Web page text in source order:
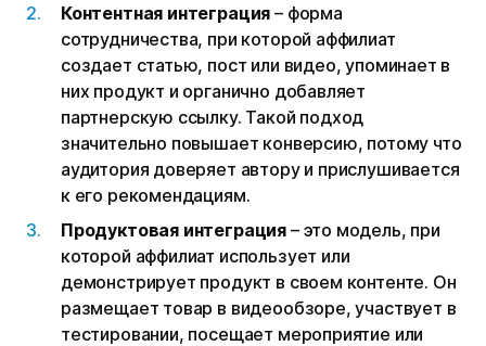
Контентная интеграция – форма
сотрудничества, при которой аффилиат
создает статью, пост или видео, упоминает в
них продукт и органично добавляет
партнерскую ссылку. Такой подход
значительно повышает конверсию, потому что
аудитория доверяет автору и прислушивается
к его рекомендациям.
Продуктовая интеграция – это модель, при
которой аффилиат использует или
демонстрирует продукт в своем контенте. Он
размещает товар в видеообзоре, участвует в
тестировании, посещает мероприятие или